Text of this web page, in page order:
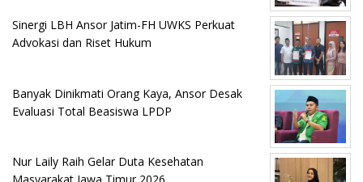
Sinergi LBH Ansor Jatim-FH UWKS Perkuat
Advokasi dan Riset Hukum
Banyak Dinikmati Orang Kaya, Ansor Desak
Evaluasi Total Beasiswa LPDP
Nur Laily Raih Gelar Duta Kesehatan